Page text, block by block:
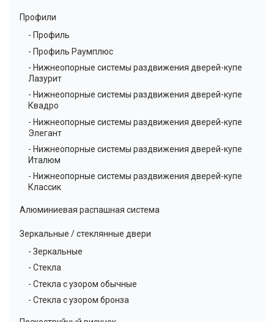
Профили
- Профиль
- Профиль Раумплюс
- Нижнеопорные системы раздвижения дверей-купе
Лазурит
- Нижнеопорные системы раздвижения дверей-купе
Квадро
- Нижнеопорные системы раздвижения дверей-купе
Элегант
- Нижнеопорные системы раздвижения дверей-купе
Италюм
- Нижнеопорные системы раздвижения дверей-купе
Классик
Алюминиевая распашная система
Зеркальные / стеклянные двери
- Зеркальные
- Стекла
- Стекла с узором обычные
- Стекла с узором бронза